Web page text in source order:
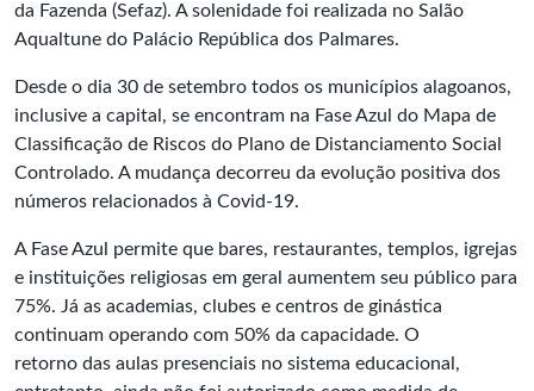
da Fazenda (Sefaz). A solenidade foi realizada no Salão
Aqualtune do Palácio República dos Palmares.
Desde o dia 30 de setembro todos os municípios alagoanos,
inclusive a capital, se encontram na Fase Azul do Mapa de
Classificação de Riscos do Plano de Distanciamento Social
Controlado. A mudança decorreu da evolução positiva dos
números relacionados à Covid-19.
A Fase Azul permite que bares, restaurantes, templos, igrejas
e instituições religiosas em geral aumentem seu público para
75%. Já as academias, clubes e centros de ginástica
continuam operando com 50% da capacidade. O
retorno das aulas presenciais no sistema educacional,